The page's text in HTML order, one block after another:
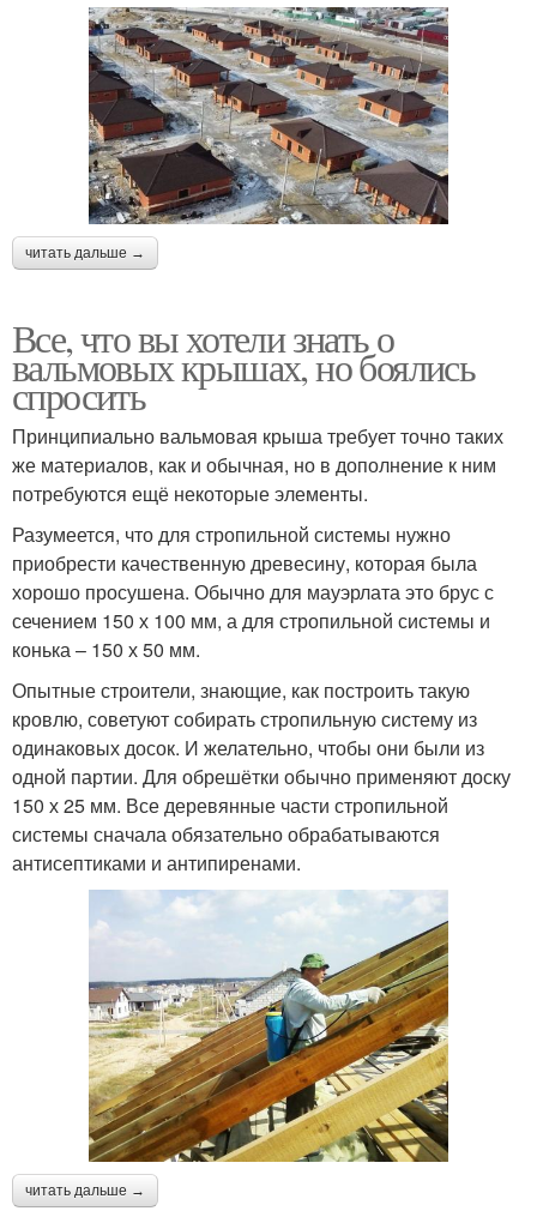
читать дальше →
Все, что вы хотели знать о
вальмовых крышах, но боялись
спросить
Принципиально вальмовая крыша требует точно таких
же материалов, как и обычная, но в дополнение к ним
потребуются ещё некоторые элементы.
Разумеется, что для стропильной системы нужно
приобрести качественную древесину, которая была
хорошо просушена. Обычно для мауэрлата это брус с
сечением 150 х 100 мм, а для стропильной системы и
конька – 150 х 50 мм.
Опытные строители, знающие, как построить такую
кровлю, советуют собирать стропильную систему из
одинаковых досок. И желательно, чтобы они были из
одной партии. Для обрешётки обычно применяют доску
150 х 25 мм. Все деревянные части стропильной
системы сначала обязательно обрабатываются
антисептиками и антипиренами.
читать дальше →